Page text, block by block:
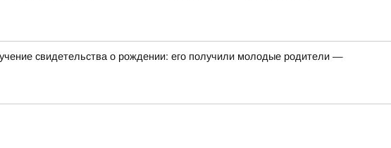
свидетельства о рождении: его получили молодые родители —